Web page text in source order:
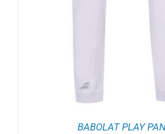
BABOLAT PLAY